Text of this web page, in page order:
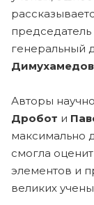
генеральный
Димухамедов
Авторы
Дробот и
максимально
смогла
элементов и
великих